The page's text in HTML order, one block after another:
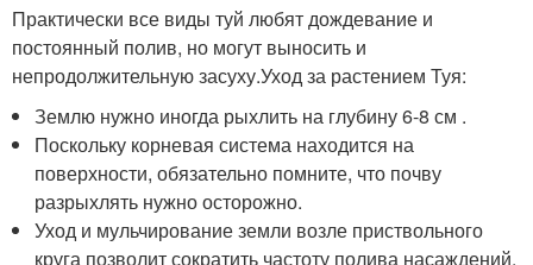
Практически все виды туй любят дождевание и
постоянный полив, но могут выносить и
непродолжительную засуху.Уход за растением Туя:
Землю нужно иногда рыхлить на глубину 6-8 см .
Поскольку корневая система находится на
поверхности, обязательно помните, что почву
разрыхлять нужно осторожно.
Уход и мульчирование земли возле приствольного
круга позволит сократить частоту полива насаждений.